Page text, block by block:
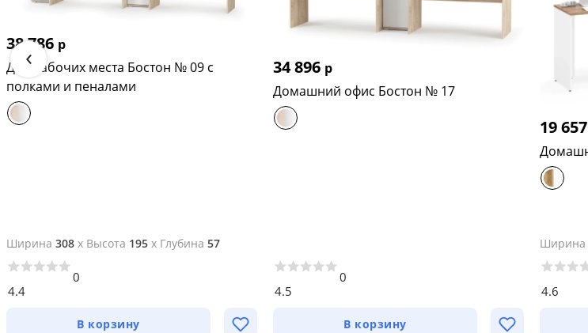
шкафа навесного - 115х29х52 см.
шкафа - 39х35х195 см.
Максимальная нагрузка на каждую полочку: 3 кг.
(13.154+12.69+10.51)
38 786 р
Два рабочих места Бостон № 09 с
полками и пеналами
Ширина 308 x Высота 195 x Глубина 57
4.4
0
В корзину
34 896 р
Домашний офис Бостон № 17
4.5
0
В корзину
19 657
Ширина
4.6
‹